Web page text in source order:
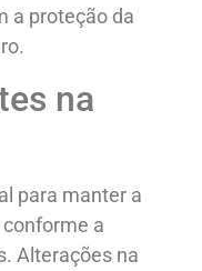
a proteção da
na
para manter a
a
Alterações na